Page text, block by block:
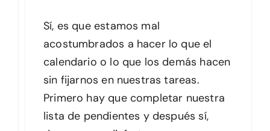
Sí, es que estamos mal
acostumbrados a hacer lo que el
calendario o lo que los demás hacen
sin fijarnos en nuestras tareas.
Primero hay que completar nuestra
lista de pendientes y después sí,